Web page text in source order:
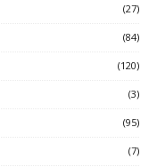
(27)
(84)
(120)
(3)
(95)
(7)